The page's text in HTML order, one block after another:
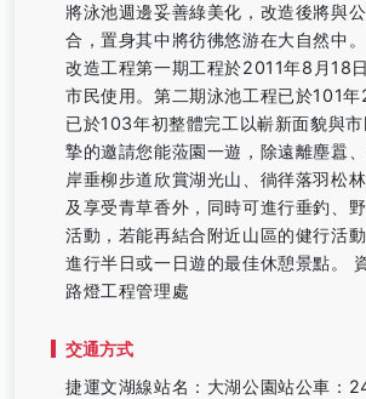
將泳池週邊妥善綠美化，改造後將與
合，置身其中將彷彿悠游在大自然中
改造工程第一期工程於2011年8月18
市民使用。第二期泳池工程已於101年
已於103年初整體完工以嶄新面貌與
摯的邀請您能蒞園一遊，除遠離塵囂
岸垂柳步道欣賞湖光山、徜徉落羽松
及享受青草香外，同時可進行垂釣、
活動，若能再結合附近山區的健行活
進行半日或一日遊的最佳休憩景點。
路燈工程管理處
交通方式
捷運文湖線站名：大湖公園站公車：